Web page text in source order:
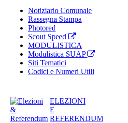
Notiziario Comunale
Rassegna Stampa
Photored
Scout Speed
MODULISTICA
Modulistica SUAP
Siti Tematici
Codici e Numeri Utili
ELEZIONI
E
REFERENDUM